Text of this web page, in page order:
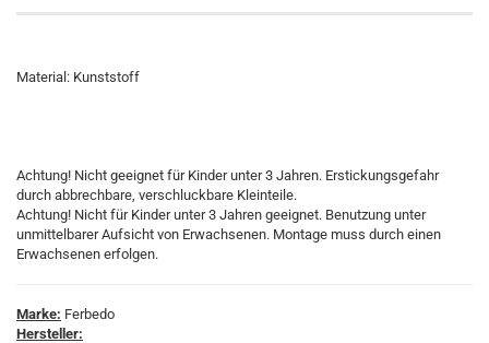
Material: Kunststoff
Achtung! Nicht geeignet für Kinder unter 3 Jahren. Erstickungsgefahr
durch abbrechbare, verschluckbare Kleinteile.
Achtung! Nicht für Kinder unter 3 Jahren geeignet. Benutzung unter
unmittelbarer Aufsicht von Erwachsenen. Montage muss durch einen
Erwachsenen erfolgen.
Marke: Ferbedo
Hersteller: